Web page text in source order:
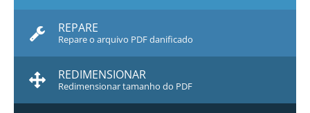
REPARE
Repare o arquivo PDF danificado
REDIMENSIONAR
Redimensionar tamanho do PDF